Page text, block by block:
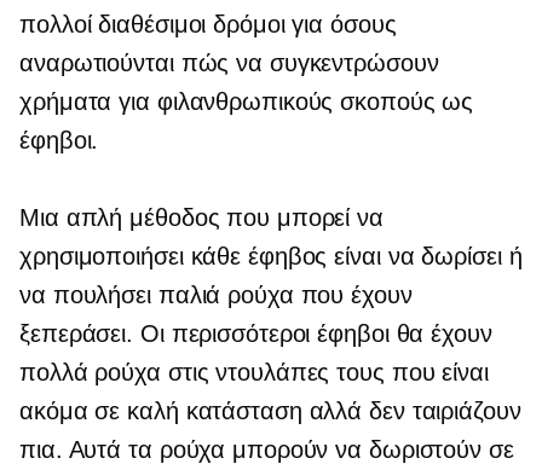
πολλοί διαθέσιμοι δρόμοι για όσους
αναρωτιούνται πώς να συγκεντρώσουν
χρήματα για φιλανθρωπικούς σκοπούς ως
έφηβοι.
Μια απλή μέθοδος που μπορεί να
χρησιμοποιήσει κάθε έφηβος είναι να δωρίσει ή
να πουλήσει παλιά ρούχα που έχουν
ξεπεράσει. Οι περισσότεροι έφηβοι θα έχουν
πολλά ρούχα στις ντουλάπες τους που είναι
ακόμα σε καλή κατάσταση αλλά δεν ταιριάζουν
πια. Αυτά τα ρούχα μπορούν να δωριστούν σε